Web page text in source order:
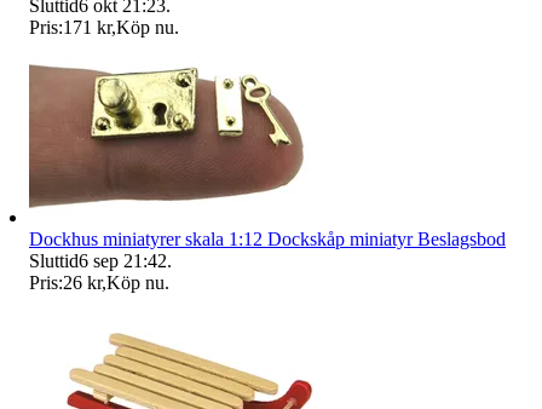
Sluttid6 okt 21:23.
Pris:171 kr,Köp nu.
Dockhus miniatyrer skala 1:12 Dockskåp miniatyr Beslagsbod
Sluttid6 sep 21:42.
Pris:26 kr,Köp nu.